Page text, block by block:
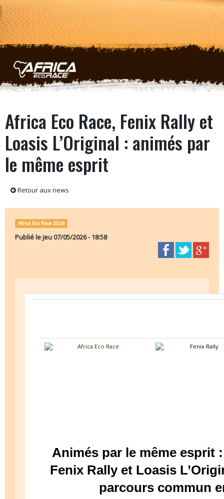
Aller au contenu principal
Africa Eco Race, Fenix Rally et
Loasis L’Original : animés par
le même esprit
Retour aux news
Africa Eco Race 2026
Publié lejeu 07/05/2026 - 18:58
Animés par le même esprit
Fenix Rally et Loasis
parcours commun